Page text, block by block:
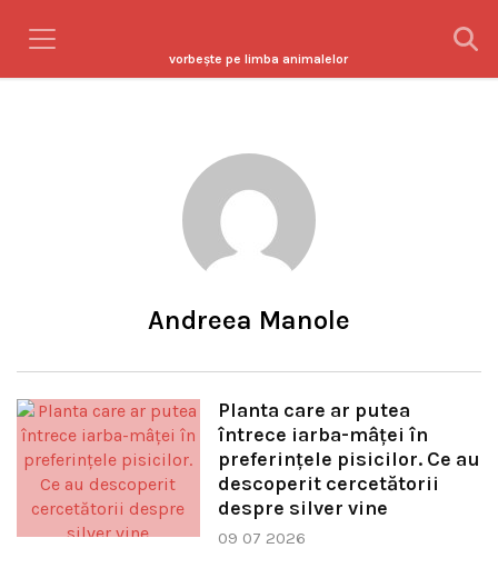
vorbeşte pe limba animalelor
Andreea Manole
Planta care ar putea
întrece iarba-mâței în
preferințele pisicilor. Ce au
descoperit cercetătorii
despre silver vine
09 07 2026